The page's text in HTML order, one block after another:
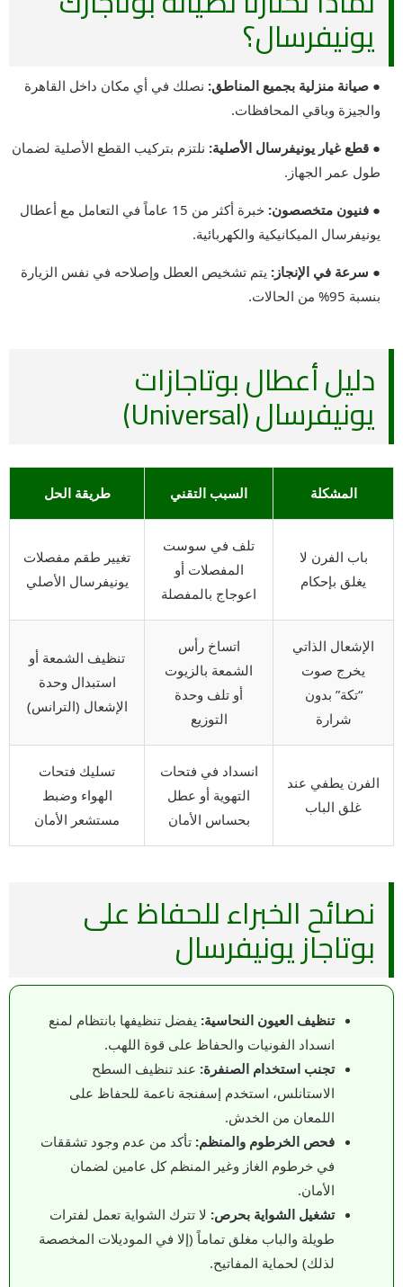
يونيفرسال؟
● صيانة منزلية بجميع المناطق: نصلك في أي مكان داخل القاهرة
والجيزة وباقي المحافظات.
● قطع غيار يونيفرسال الأصلية: نلتزم بتركيب القطع الأصلية لضمان
طول عمر الجهاز.
● فنيون متخصصون:
خبرة أكثر من 15 عاماً في التعامل مع أعطال
يونيفرسال الميكانيكية والكهربائية.
● سرعة في الإنجاز: يتم تشخيص العطل وإصلاحه في نفس الزيارة
بنسبة 95% من الحالات.
دليل أعطال بوتاجازات
يونيفرسال (Universal)
المشكلة السبب التقني طريقة الحل
باب الفرن لا
يغلق بإحكام
تلف في سوست
المفصلات أو
اعوجاج بالمفصلة
تغيير طقم مفصلات
يونيفرسال الأصلي
الإشعال الذاتي
يخرج صوت
“تكة” بدون
شرارة
اتساخ رأس
الشمعة بالزيوت
أو تلف وحدة
التوزيع
تنظيف الشمعة أو
استبدال وحدة
الإشعال (الترانس)
الفرن يطفي عند
غلق الباب
انسداد في فتحات
التهوية أو عطل
بحساس الأمان
تسليك فتحات
الهواء وضبط
مستشعر الأمان
نصائح الخبراء للحفاظ على
بوتاجاز يونيفرسال
تنظيف العيون النحاسية: يفضل تنظيفها بانتظام لمنع
انسداد الفونيات والحفاظ على قوة اللهب.
تجنب استخدام الصنفرة: عند تنظيف السطح
الاستانلس، استخدم إسفنجة ناعمة للحفاظ على
اللمعان من الخدش.
فحص الخرطوم والمنظم: تأكد من عدم وجود تشققات
في خرطوم الغاز وغير المنظم كل عامين لضمان
الأمان.
تشغيل الشواية بحرص: لا تترك الشواية تعمل لفترات
طويلة والباب مغلق تماماً (إلا في الموديلات المخصصة
لذلك) لحماية المفاتيح.